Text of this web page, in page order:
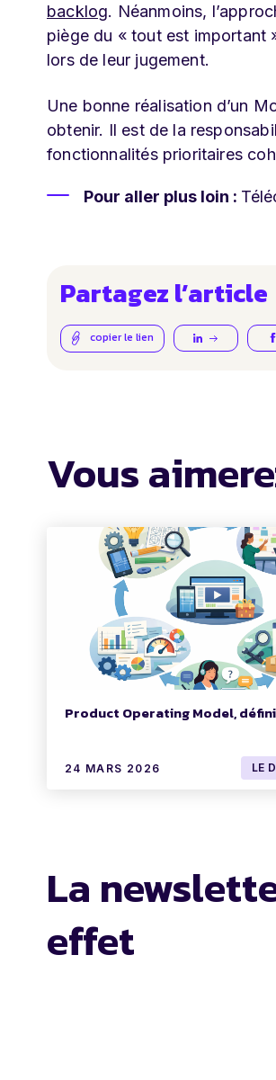
backlog. Néanmoins,
piège du « tout est important
lors de leur jugement.
Une bonne réalisation d’un
obtenir. Il est de la
fonctionnalités prioritaires
Pour aller plus loin :
Partagez l’article
copier le lien
Vous
Product Operating Model,
24 MARS 2026 LE
La
effet